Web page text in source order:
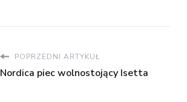
POPRZEDNI ARTYKUŁ
Nordica piec wolnostojący Isetta